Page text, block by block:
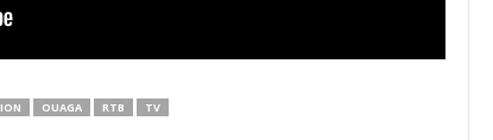
OUAGA RTB TV